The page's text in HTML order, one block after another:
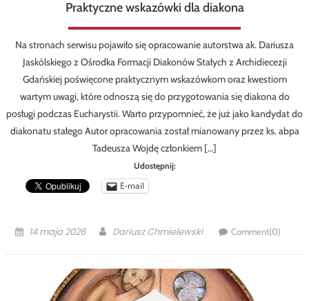
Praktyczne wskazówki dla diakona
Na stronach serwisu pojawiło się opracowanie autorstwa ak. Dariusza
Jaskólskiego z Ośrodka Formacji Diakonów Stałych z Archidiecezji
Gdańskiej poświęcone praktycznym wskazówkom oraz kwestiom
wartym uwagi, które odnoszą się do przygotowania się diakona do
posługi podczas Eucharystii. Warto przypomnieć, że już jako kandydat do
diakonatu stałego Autor opracowania został mianowany przez ks. abpa
Tadeusza Wojdę członkiem […]
Udostępnij:
E-mail
Posted
14 maja 2026 Author
Dariusz Chmielewski Comment(0)